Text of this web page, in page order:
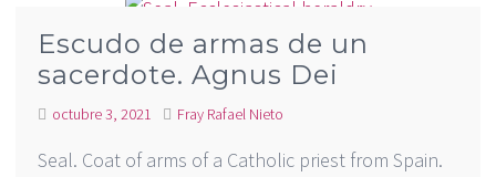
Escudo de armas de un
sacerdote. Agnus Dei
octubre 3, 2021 Fray Rafael Nieto
Seal. Coat of arms of a Catholic priest from Spain.